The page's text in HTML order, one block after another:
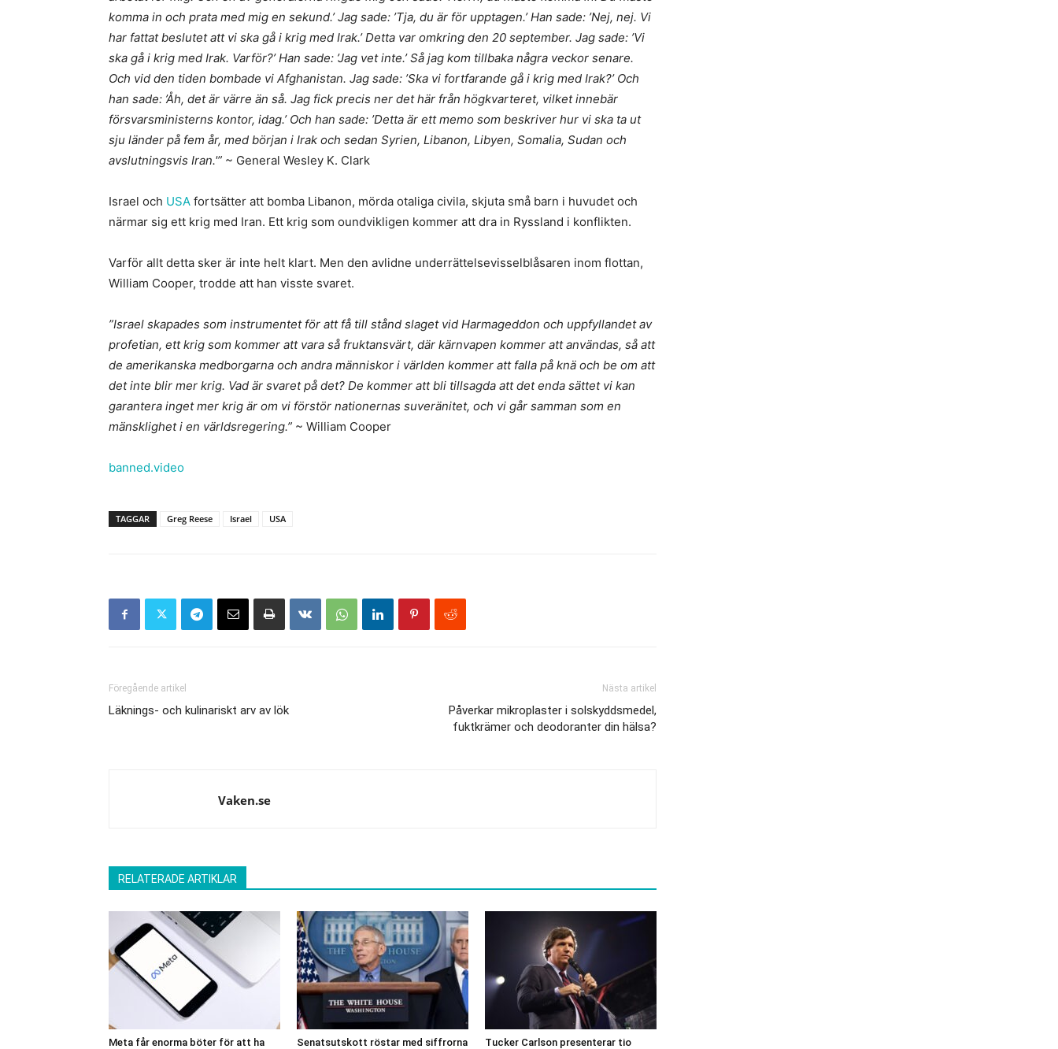
komma in och prata med mig en sekund.’ Jag sade: ’Tja, du är för upptagen.’ Han sade: ’Nej, nej. Vi
har fattat beslutet att vi ska gå i krig med Irak.’ Detta var omkring den 20 september. Jag sade: ’Vi
ska gå i krig med Irak. Varför?’ Han sade: ’Jag vet inte.’ Så jag kom tillbaka några veckor senare.
Och vid den tiden bombade vi Afghanistan. Jag sade: ’Ska vi fortfarande gå i krig med Irak?’ Och
han sade: ’Åh, det är värre än så. Jag fick precis ner det här från högkvarteret, vilket innebär
försvarsministerns kontor, idag.’ Och han sade: ’Detta är ett memo som beskriver hur vi ska ta ut
sju länder på fem år, med början i Irak och sedan Syrien, Libanon, Libyen, Somalia, Sudan och
avslutningsvis Iran.'” ~ General Wesley K. Clark
Israel och USA fortsätter att bomba Libanon, mörda otaliga civila, skjuta små barn i huvudet och
närmar sig ett krig med Iran. Ett krig som oundvikligen kommer att dra in Ryssland i konflikten.
Varför allt detta sker är inte helt klart. Men den avlidne underrättelsevisselblåsaren inom flottan,
William Cooper, trodde att han visste svaret.
”Israel skapades som instrumentet för att få till stånd slaget vid Harmageddon och uppfyllandet av
profetian, ett krig som kommer att vara så fruktansvärt, där kärnvapen kommer att användas, så att
de amerikanska medborgarna och andra människor i världen kommer att falla på knä och be om att
det inte blir mer krig. Vad är svaret på det? De kommer att bli tillsagda att det enda sättet vi kan
garantera inget mer krig är om vi förstör nationernas suveränitet, och vi går samman som en
mänsklighet i en världsregering.” ~ William Cooper
banned.video
TAGGAR Greg Reese Israel USA
Föregående artikel
Läknings- och kulinariskt arv av lök
Nästa artikel
Påverkar mikroplaster i solskyddsmedel,
fuktkrämer och deodoranter din hälsa?
Vaken.se
RELATERADE ARTIKLAR
Meta får enorma böter för att ha
Senatsutskott röstar med siffrorna
Tucker Carlson presenterar tio